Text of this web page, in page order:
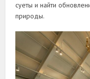
суеты и найти
природы.